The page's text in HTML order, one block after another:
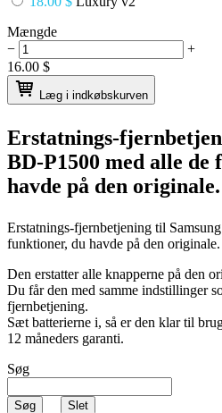
Mængde
−
+
16.00 $
Læg i indkøbskurven
Erstatnings-
BD-P1500 med alle de
havde på den originale.
Erstatnings-fjernbetjening til
funktioner, du havde på den originale.
Den erstatter alle knapperne på den
Du får den med samme indstillinger
fjernbetjening.
Sæt batterierne i, så er den klar til
12 måneders garanti.
Søg